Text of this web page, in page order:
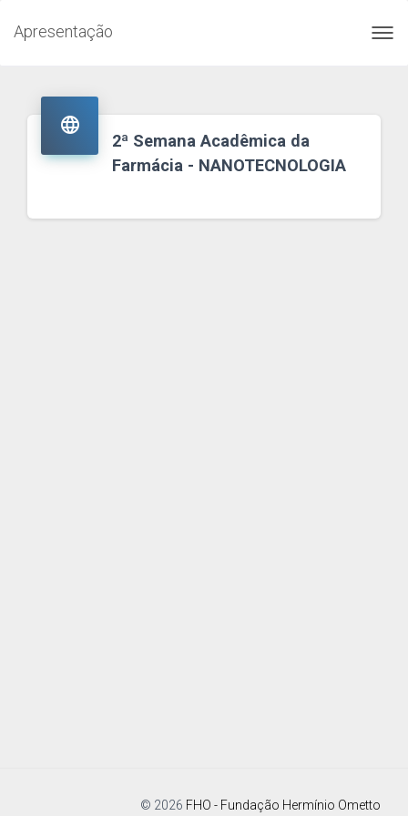
Apresentação

2ª Semana Acadêmica da
Farmácia - NANOTECNOLOGIA
© 2026 FHO - Fundação Hermínio Ometto